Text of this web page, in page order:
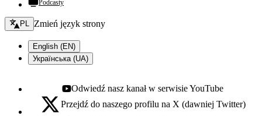
Podcasty
Zmień język - bieżący:
PL Zmień język strony
English (EN)
Українська (UA)
Youtube - otwiera się w nowej karcie
Odwiedź nasz kanał w serwisie YouTube
X - otwiera się w nowej karcie
Przejdź do naszego profilu na X (dawniej Twitter)